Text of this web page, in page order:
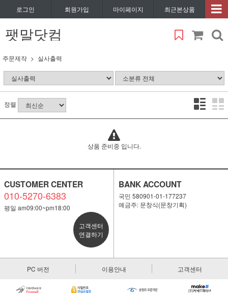
로그인 회원가입 마이페이지 최근본상품
팻말닷컴
주문제작 실사출력
정렬
상품 준비중 입니다.
CUSTOMER CENTER
010-5270-6383
평일 am09:00~pm18:00
고객센터
연결하기
BANK ACCOUNT
국민 580901-01-177237
예금주: 문창식(문창기획)
PC 버전 이용안내 고객센터